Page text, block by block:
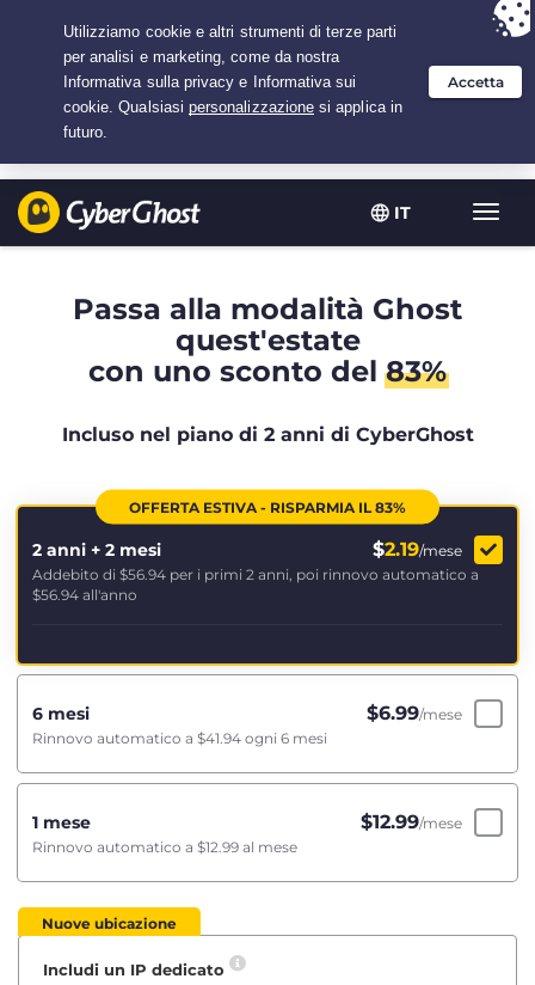
IT
L'offerta migliore per 2.1666666666667 anni a $
Passa alla modalità Ghost
quest'estate
con uno sconto del83%
Incluso nel piano di 2 anni di CyberGhost
OFFERTA ESTIVA - RISPARMIA IL 83%
2 anni + 2 mesi $2.19/mese
Addebito di $56.94 per i primi 2 anni, poi rinnovo automatico a
$56.94 all'anno
6 mesi $6.99/mese
Rinnovo automatico a $41.94 ogni 6 mesi
1 mese $12.99/mese
Rinnovo automatico a $12.99 al mese
Nuove ubicazione
Includi un IP dedicato